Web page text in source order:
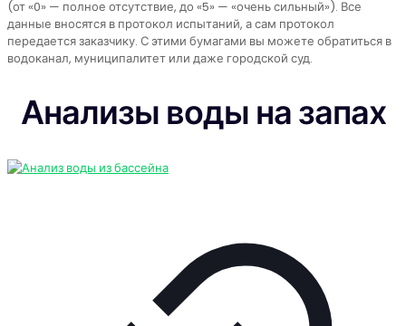
(от «0» — полное отсутствие, до «5» — «очень сильный»). Все
данные вносятся в протокол испытаний, а сам протокол
передается заказчику. С этими бумагами вы можете обратиться в
водоканал, муниципалитет или даже городской суд.
Анализы воды на запах